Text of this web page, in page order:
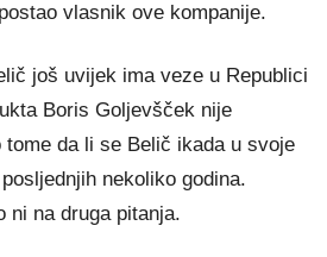
vlasnik ove kompanije.
još uvijek ima veze u Republici
Boris Goljevšček nije
tome da li se Belič ikada u svoje
nekoliko godina.
ni na druga pitanja.